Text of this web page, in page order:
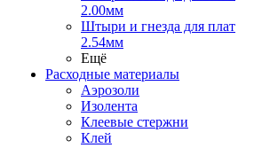
2.00мм
Штыри и гнезда для плат
2.54мм
Ещё
Расходные материалы
Аэрозоли
Изолента
Клеевые стержни
Клей